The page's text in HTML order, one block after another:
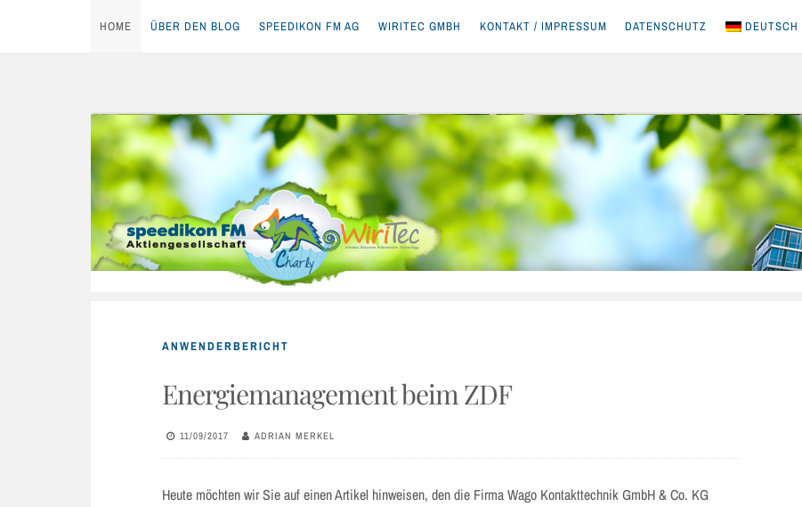
content
HOME ÜBER DEN BLOG SPEEDIKON FM AG WIRITEC GMBH KONTAKT / IMPRESSUM DATENSCHUTZ DEUTSCH
ANWENDERBERICHT
Energiemanagement beim ZDF
11/09/2017 ADRIAN MERKEL
Heute möchten wir Sie auf einen Artikel hinweisen, den die Firma Wago Kontakttechnik GmbH & Co. KG